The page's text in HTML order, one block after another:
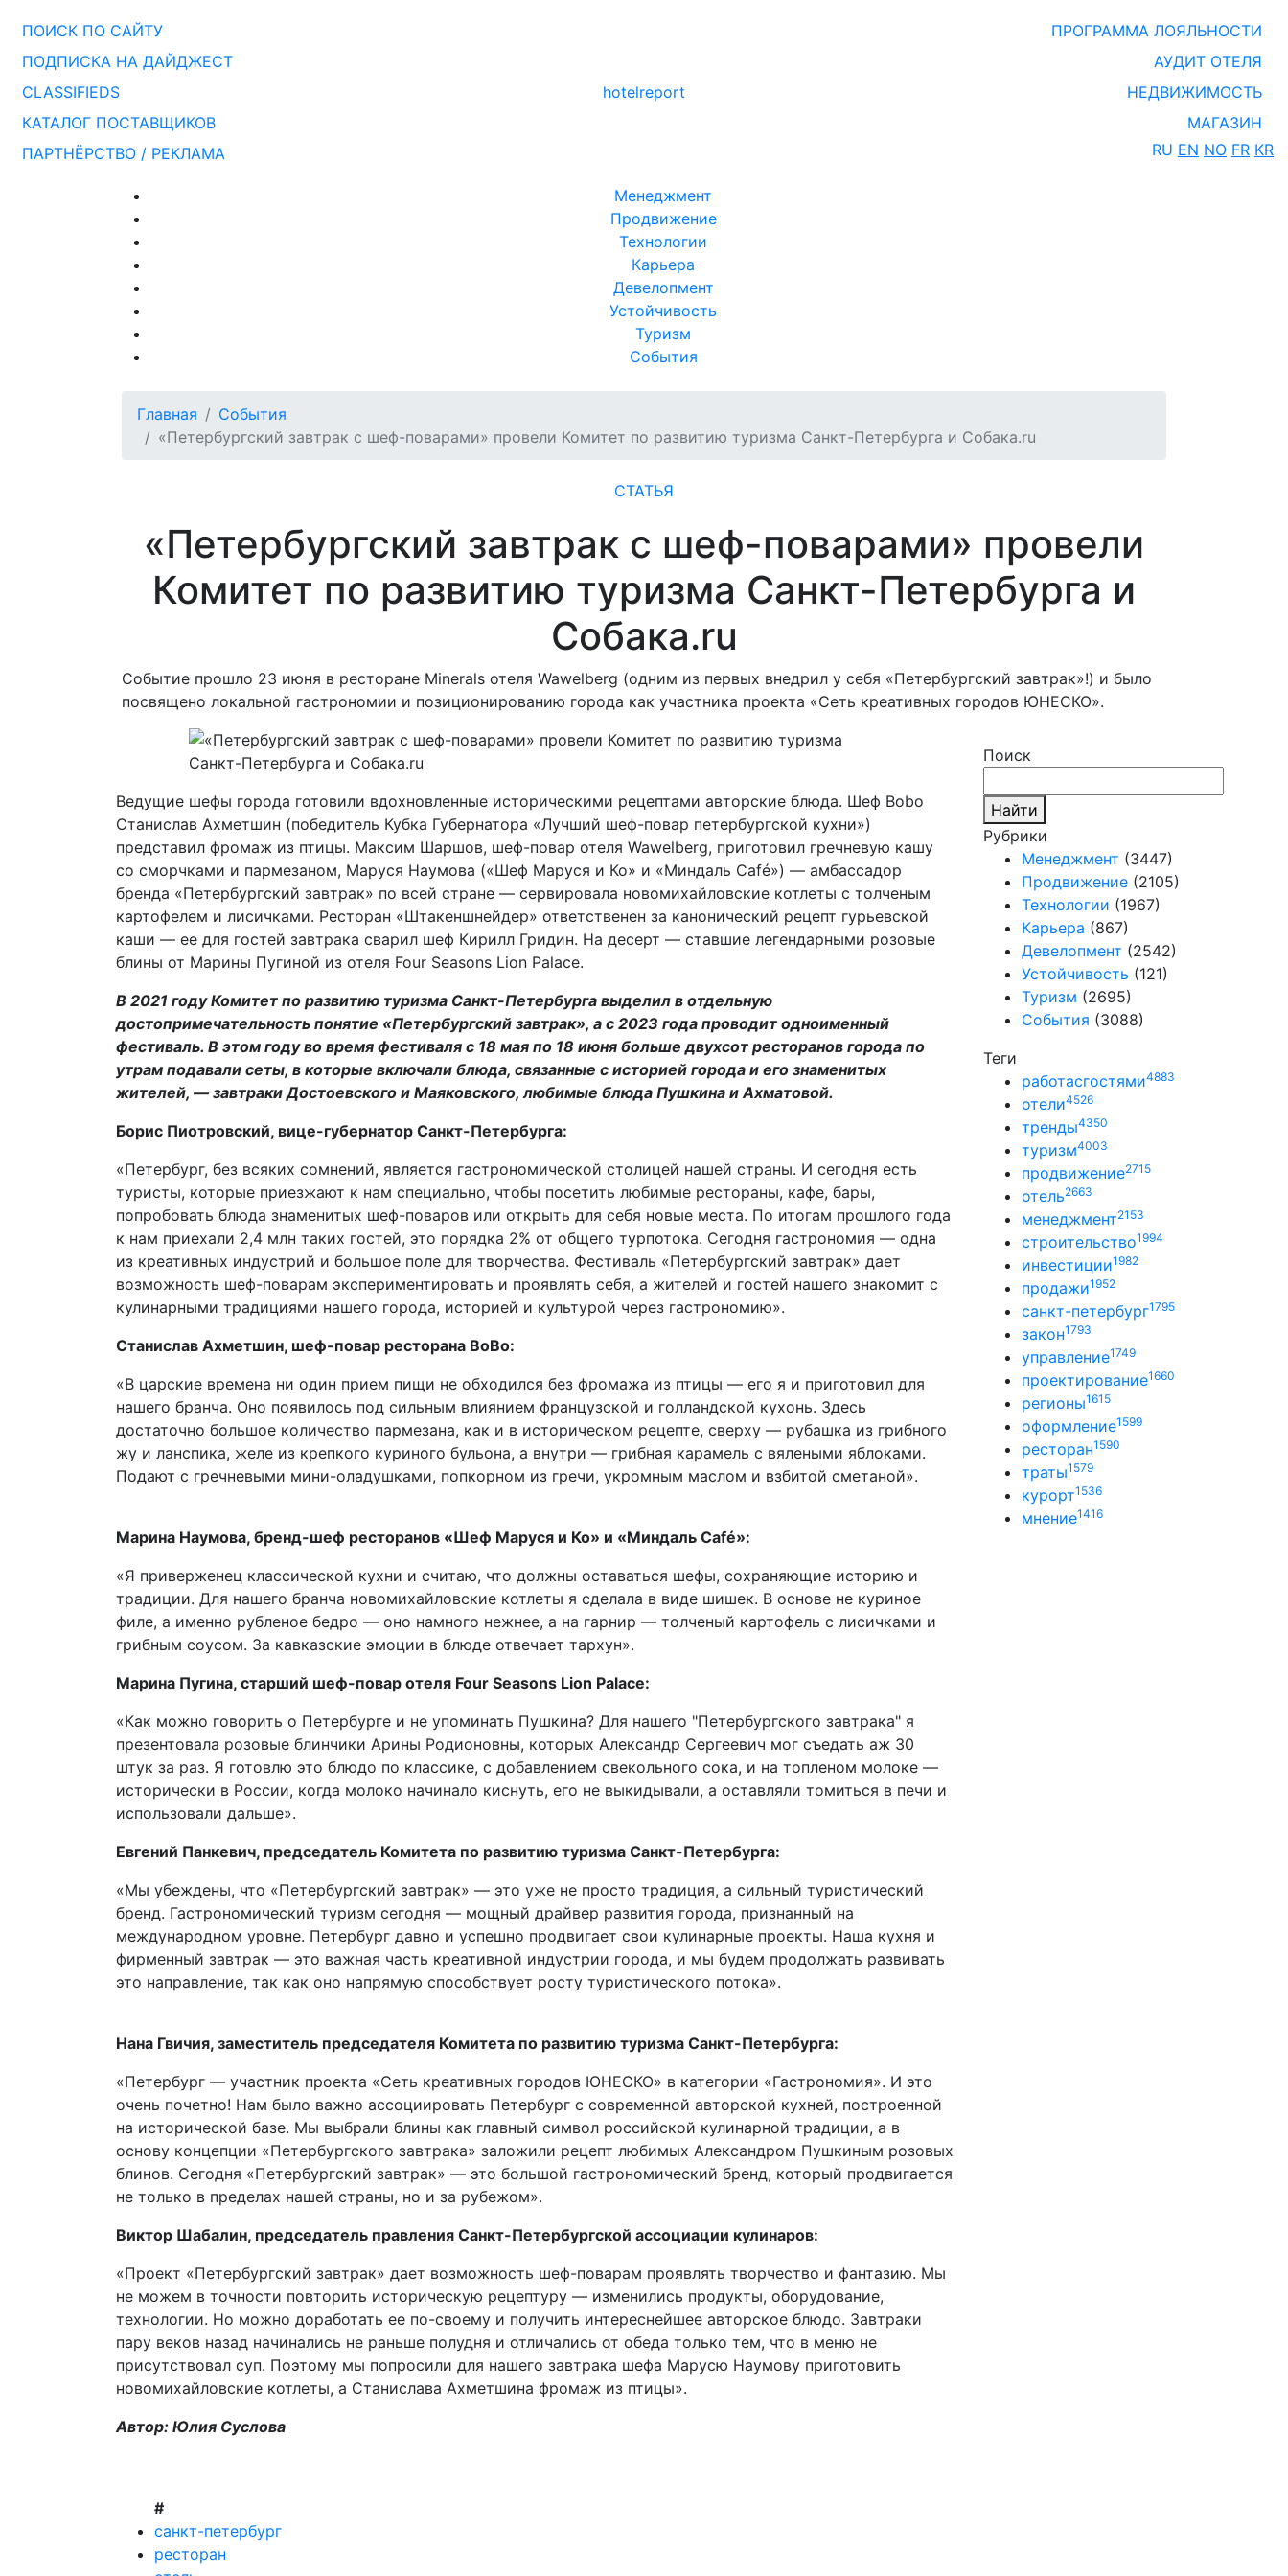
hotelreport
ПОИСК ПО САЙТУ
ПОДПИСКА НА ДАЙДЖЕСТ
CLASSIFIEDS
КАТАЛОГ ПОСТАВЩИКОВ
ПАРТНЁРСТВО / РЕКЛАМА
ПРОГРАММА ЛОЯЛЬНОСТИ
АУДИТ ОТЕЛЯ
НЕДВИЖИМОСТЬ
МАГАЗИН
RU EN NO FR KR
Менеджмент
Продвижение
Технологии
Карьера
Девелопмент
Устойчивость
Туризм
События
Главная
События
«Петербургский завтрак с шеф-поварами» провели Комитет по развитию туризма Санкт-Петербурга и Собака.ru
СТАТЬЯ
«Петербургский завтрак с шеф-поварами» провели
Комитет по развитию туризма Санкт-Петербурга и
Собака.ru
Событие прошло 23 июня в ресторане Minerals отеля Wawelberg (одним из первых внедрил у себя «Петербургский завтрак»!) и было
посвящено локальной гастрономии и позиционированию города как участника проекта «Сеть креативных городов ЮНЕСКО».
Ведущие шефы города готовили вдохновленные историческими рецептами авторские блюда. Шеф Bobo
Станислав Ахметшин (победитель Кубка Губернатора «Лучший шеф-повар петербургской кухни»)
представил фромаж из птицы. Максим Шаршов, шеф-повар отеля Wawelberg, приготовил гречневую кашу
со сморчками и пармезаном, Маруся Наумова («Шеф Маруся и Ко» и «Миндаль Café») — амбассадор
бренда «Петербургский завтрак» по всей стране — сервировала новомихайловские котлеты с толченым
картофелем и лисичками. Ресторан «Штакеншнейдер» ответственен за канонический рецепт гурьевской
каши — ее для гостей завтрака сварил шеф Кирилл Гридин. На десерт — ставшие легендарными розовые
блины от Марины Пугиной из отеля Four Seasons Lion Palace.
В 2021 году Комитет по развитию туризма Санкт-Петербурга выделил в отдельную
достопримечательность понятие «Петербургский завтрак», а с 2023 года проводит одноименный
фестиваль. В этом году во время фестиваля с 18 мая по 18 июня больше двухсот ресторанов города по
утрам подавали сеты, в которые включали блюда, связанные с историей города и его знаменитых
жителей, — завтраки Достоевского и Маяковского, любимые блюда Пушкина и Ахматовой.
Борис Пиотровский, вице-губернатор Санкт-Петербурга:
«Петербург, без всяких сомнений, является гастрономической столицей нашей страны. И сегодня есть
туристы, которые приезжают к нам специально, чтобы посетить любимые рестораны, кафе, бары,
попробовать блюда знаменитых шеф-поваров или открыть для себя новые места. По итогам прошлого года
к нам приехали 2,4 млн таких гостей, это порядка 2% от общего турпотока. Сегодня гастрономия — одна
из креативных индустрий и большое поле для творчества. Фестиваль «Петербургский завтрак» дает
возможность шеф-поварам экспериментировать и проявлять себя, а жителей и гостей нашего знакомит с
кулинарными традициями нашего города, историей и культурой через гастрономию».
Станислав Ахметшин, шеф-повар ресторана ВоВо:
«В царские времена ни один прием пищи не обходился без фромажа из птицы — его я и приготовил для
нашего бранча. Оно появилось под сильным влиянием французской и голландской кухонь. Здесь
достаточно большое количество пармезана, как и в историческом рецепте, сверху — рубашка из грибного
жу и ланспика, желе из крепкого куриного бульона, а внутри — грибная карамель с вялеными яблоками.
Подают с гречневыми мини-оладушками, попкорном из гречи, укромным маслом и взбитой сметаной».
Марина Наумова, бренд-шеф ресторанов «Шеф Маруся и Ко» и «Миндаль Café»:
«Я приверженец классической кухни и считаю, что должны оставаться шефы, сохраняющие историю и
традиции. Для нашего бранча новомихайловские котлеты я сделала в виде шишек. В основе не куриное
филе, а именно рубленое бедро — оно намного нежнее, а на гарнир — толченый картофель с лисичками и
грибным соусом. За кавказские эмоции в блюде отвечает тархун».
Марина Пугина, старший шеф-повар отеля Four Seasons Lion Palace:
«Как можно говорить о Петербурге и не упоминать Пушкина? Для нашего "Петербургского завтрака" я
презентовала розовые блинчики Арины Родионовны, которых Александр Сергеевич мог съедать аж 30
штук за раз. Я готовлю это блюдо по классике, с добавлением свекольного сока, и на топленом молоке —
исторически в России, когда молоко начинало киснуть, его не выкидывали, а оставляли томиться в печи и
использовали дальше».
Евгений Панкевич, председатель Комитета по развитию туризма Санкт-Петербурга:
«Мы убеждены, что «Петербургский завтрак» — это уже не просто традиция, а сильный туристический
бренд. Гастрономический туризм сегодня — мощный драйвер развития города, признанный на
международном уровне. Петербург давно и успешно продвигает свои кулинарные проекты. Наша кухня и
фирменный завтрак — это важная часть креативной индустрии города, и мы будем продолжать развивать
это направление, так как оно напрямую способствует росту туристического потока».
Нана Гвичия, заместитель председателя Комитета по развитию туризма Санкт-Петербурга:
«Петербург — участник проекта «Сеть креативных городов ЮНЕСКО» в категории «Гастрономия». И это
очень почетно! Нам было важно ассоциировать Петербург с современной авторской кухней, построенной
на исторической базе. Мы выбрали блины как главный символ российской кулинарной традиции, а в
основу концепции «Петербургского завтрака» заложили рецепт любимых Александром Пушкиным розовых
блинов. Сегодня «Петербургский завтрак» — это большой гастрономический бренд, который продвигается
не только в пределах нашей страны, но и за рубежом».
Виктор Шабалин, председатель правления Санкт-Петербургской ассоциации кулинаров:
«Проект «Петербургский завтрак» дает возможность шеф-поварам проявлять творчество и фантазию. Мы
не можем в точности повторить историческую рецептуру — изменились продукты, оборудование,
технологии. Но можно доработать ее по-своему и получить интереснейшее авторское блюдо. Завтраки
пару веков назад начинались не раньше полудня и отличались от обеда только тем, что в меню не
присутствовал суп. Поэтому мы попросили для нашего завтрака шефа Марусю Наумову приготовить
новомихайловские котлеты, а Станислава Ахметшина фромаж из птицы».
Автор: Юлия Суслова
#
санкт-петербург
ресторан
Поиск
Найти
Рубрики
Менеджмент (3447)
Продвижение (2105)
Технологии (1967)
Карьера (867)
Девелопмент (2542)
Устойчивость (121)
Туризм (2695)
События (3088)
Теги
работасгостями4883
отели4526
тренды4350
туризм4003
продвижение2715
отель2663
менеджмент2153
строительство1994
инвестиции1982
продажи1952
санкт-петербург1795
закон1793
управление1749
проектирование1660
регионы1615
оформление1599
ресторан1590
траты1579
курорт1536
мнение1416